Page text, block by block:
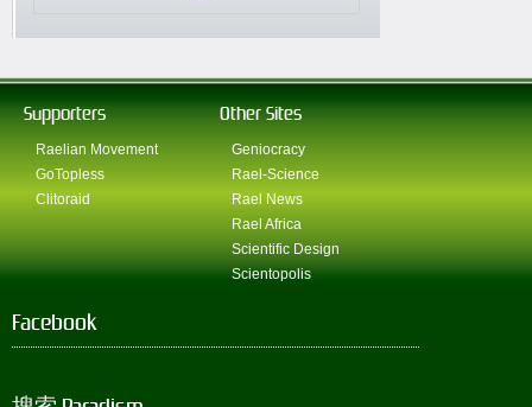
Supporters
Raelian Movement
GoTopless
Clitoraid
Other Sites
Geniocracy
Rael-Science
Rael News
Rael Africa
Scientific Design
Scientopolis
Facebook